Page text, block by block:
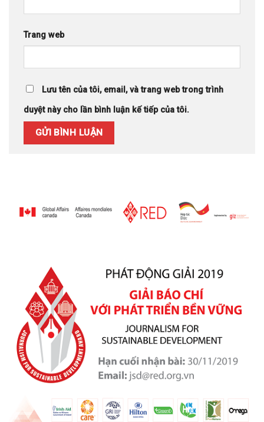
Trang web
Lưu tên của tôi, email, và trang web trong trình
duyệt này cho lần bình luận kế tiếp của tôi.